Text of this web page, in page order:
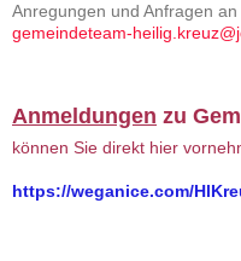
Anregungen und Anfragen
gemeindeteam-
Anmeldungen zu
können Sie direkt hier
https://weganice.com/